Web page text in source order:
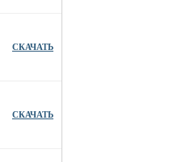
СКАЧАТЬ
СКАЧАТЬ